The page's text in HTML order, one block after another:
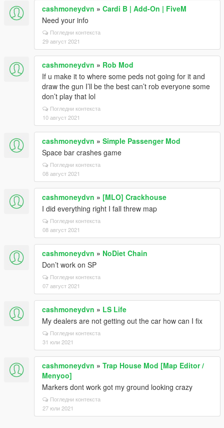
cashmoneydvn » Cardi B | Add-On | FiveM
Need your info
Погледни контекста
29 август 2021
cashmoneydvn » Rob Mod
If u make it to where some peds not going for it and
draw the gun I’ll be the best can’t rob everyone some
don’t play that lol
Погледни контекста
10 август 2021
cashmoneydvn » Simple Passenger Mod
Space bar crashes game
Погледни контекста
08 август 2021
cashmoneydvn » [MLO] Crackhouse
I did everything right I fall threw map
Погледни контекста
08 август 2021
cashmoneydvn » NoDiet Chain
Don’t work on SP
Погледни контекста
07 август 2021
cashmoneydvn » LS Life
My dealers are not getting out the car how can I fix
Погледни контекста
31 юли 2021
cashmoneydvn » Trap House Mod [Map Editor /
Menyoo]
Markers dont work got my ground looking crazy
Погледни контекста
27 юли 2021